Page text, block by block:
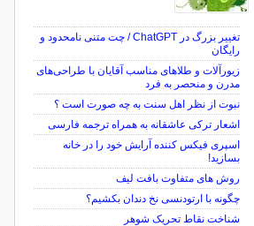
تغییر بزرگ در ChatGPT / چت متنی نامحدود و
رایگان
زیورآلات و طلاهای مناسب آقایان با طراحی‌های
مدرن و منحصر به فرد
نبوت از نظر اهل سنت به چه صورت است ؟
اشعار ترکی عاشقانه به همراه ترجمه فارسی
اسپری فیکس کننده آرایش خود را در خانه
بسازید!
روش های متفاوت بافت لیف
چگونه با ارتودنسی نخ دندان بکشیم؟
شناخت نقاط تحریک شوهر